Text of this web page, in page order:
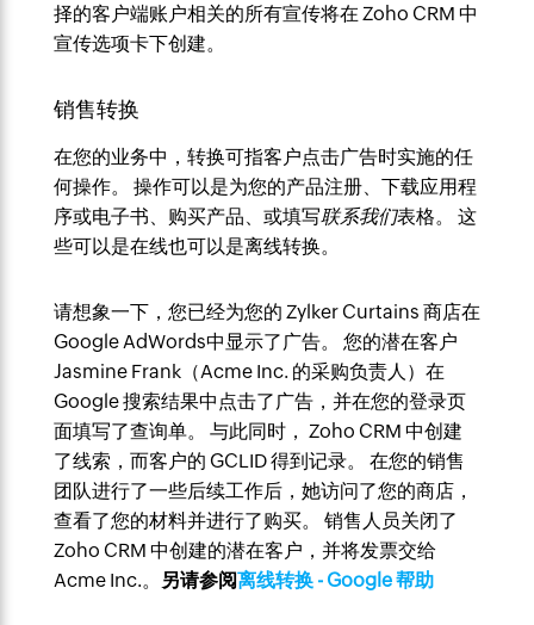
择的客户端账户相关的所有宣传将在 Zoho CRM 中
宣传选项卡下创建。
销售转换
在您的业务中，转换可指客户点击广告时实施的任
何操作。 操作可以是为您的产品注册、下载应用程
序或电子书、购买产品、或填写联系我们表格。 这
些可以是在线也可以是离线转换。
请想象一下，您已经为您的 Zylker Curtains 商店在
Google AdWords中显示了广告。 您的潜在客户
Jasmine Frank（Acme Inc. 的采购负责人）在
Google 搜索结果中点击了广告，并在您的登录页
面填写了查询单。 与此同时， Zoho CRM 中创建
了线索，而客户的 GCLID 得到记录。 在您的销售
团队进行了一些后续工作后，她访问了您的商店，
查看了您的材料并进行了购买。 销售人员关闭了
Zoho CRM 中创建的潜在客户，并将发票交给
Acme Inc.。
另请参阅离线转换 - Google 帮助